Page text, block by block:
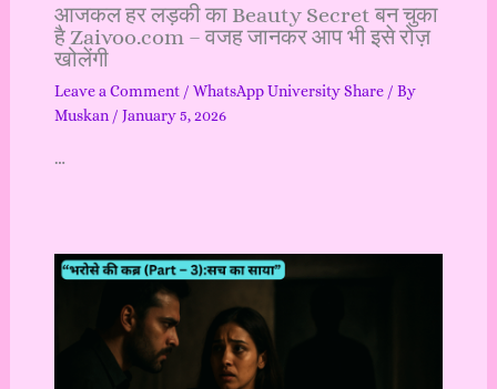
आजकल हर लड़की का Beauty Secret बन चुका
है Zaivoo.com – वजह जानकर आप भी इसे रोज़
खोलेंगी
Leave a Comment / WhatsApp University Share/ By
Muskan / January 5, 2026
…